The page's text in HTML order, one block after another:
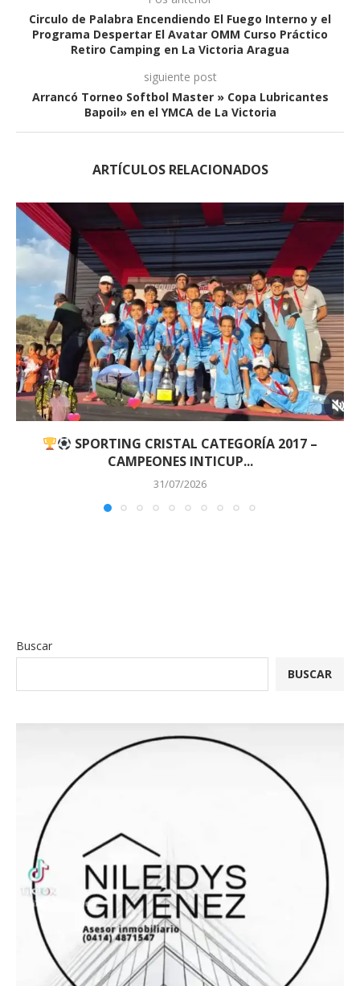
Circulo de Palabra Encendiendo El Fuego Interno y el
Programa Despertar El Avatar OMM Curso Práctico
Retiro Camping en La Victoria Aragua
siguiente post
Arrancó Torneo Softbol Master » Copa Lubricantes
Bapoil» en el YMCA de La Victoria
ARTÍCULOS RELACIONADOS
SPORTING CRISTAL CATEGORÍA 2017 –
CAMPEONES INTICUP...
31/07/2026
Buscar
BUSCAR